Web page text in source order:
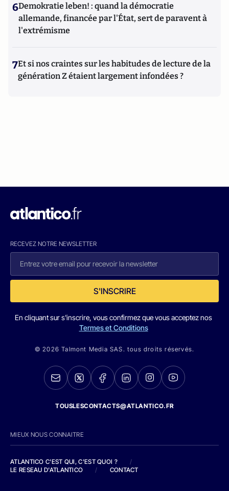
6Demokratie leben! : quand la démocratie
allemande, financée par l'État, sert de paravent à
l'extrémisme
7Et si nos craintes sur les habitudes de lecture de la
génération Z étaient largement infondées ?
RECEVEZ NOTRE NEWSLETTER
S'INSCRIRE
En cliquant sur s'inscrire, vous confirmez que vous acceptez nos
Termes et Conditions
© 2026 Talmont Media SAS. tous droits réservés.
TOUSLESCONTACTS@ATLANTICO.FR
MIEUX NOUS CONNAITRE
ATLANTICO C'EST QUI, C'EST QUOI ?
/
LE RESEAU D'ATLANTICO
/ CONTACT